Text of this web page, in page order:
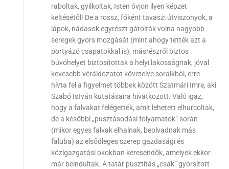
raboltak, gyilkoltak, Isten óvjon ilyen képzet
keltésétől! De a rossz, főként tavaszi útviszonyok, a
lápok, nádasok egyrészt gátolták volna nagyobb
seregek gyors mozgását (mint ahogy tették azt a
portyázó csapatokkal is), másrészről biztos
búvóhelyet biztosítottak a helyi lakosságnak, jóval
kevesebb véráldozatot követelve soraikból, erre
hívta fel a figyelmet többek között Szatmári Imre, aki
Szabó István kutatásaira hivatkozott. Való igaz,
hogy a falvakat felégették, amit lehetett elhurcoltak,
de a későbbi „pusztásodási folyamatok” során
(mikor egyes falvak elhalnak, beolvadnak más
faluba) az elsődleges szerep gazdasági és
közigazgatási okokban keresendők, amelyek ekkor
már beindultak. A tatár pusztítás „csak” gyorsított